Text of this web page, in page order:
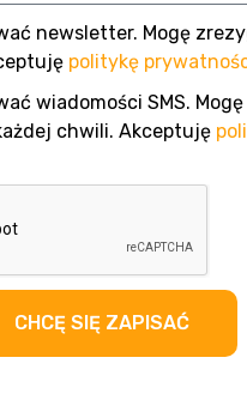
newsletter. Mogę
politykę
wiadomości SMS. Mogę
chwili. Akceptuję
CHCĘ SIĘ ZAPISAĆ